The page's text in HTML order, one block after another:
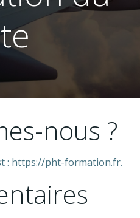
nous ?
: https://pht-formation.fr.